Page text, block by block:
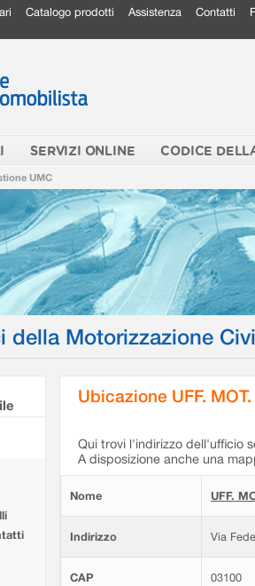
Catalogo prodotti Assistenza Contatti
SERVIZI ONLINE CODICE
UMC
della Motorizzazione
Ubicazione UFF.
Qui trovi l'indirizzo dell'ufficio
A disposizione anche una
Nome UFF.
Indirizzo Via
CAP 03100